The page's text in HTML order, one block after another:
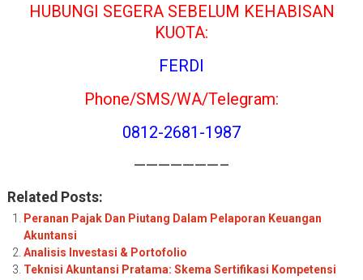
HUBUNGI SEGERA SEBELUM KEHABISAN
KUOTA:
FERDI
Phone/SMS/WA/Telegram:
0812-2681-1987
———————–
Related Posts:
Peranan Pajak Dan Piutang Dalam Pelaporan Keuangan
Akuntansi
Analisis Investasi & Portofolio
Teknisi Akuntansi Pratama: Skema Sertifikasi Kompetensi